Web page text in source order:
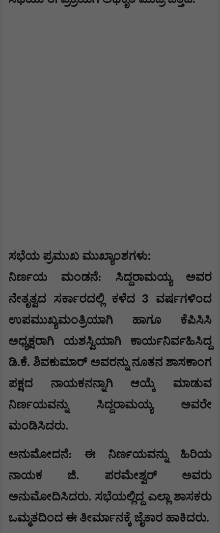
ಸಭೆಯ ಪ್ರಮುಖ ಮುಖ್ಯಾಂಶಗಳು:
ನಿರ್ಣಯ ಮಂಡನೆ: ಸಿದ್ದರಾಮಯ್ಯ ಅವರ
ನೇತೃತ್ವದ ಸರ್ಕಾರದಲ್ಲಿ ಕಳೆದ3 ವರ್ಷಗಳಿಂದ
ಉಪಮುಖ್ಯಮಂತ್ರಿಯಾಗಿ ಹಾಗೂ ಕೆಪಿಸಿಸಿ
ಅಧ್ಯಕ್ಷರಾಗಿ ಯಶಸ್ವಿಯಾಗಿ ಕಾರ್ಯನಿರ್ವಹಿಸಿದ್ದ
ಡಿ.ಕೆ. ಶಿವಕುಮಾರ್ ಅವರನ್ನು ನೂತನ ಶಾಸಕಾಂಗ
ಪಕ್ಷದ ನಾಯಕನನ್ನಾಗಿ ಆಯ್ಕೆ ಮಾಡುವ
ನಿರ್ಣಯವನ್ನು ಸಿದ್ದರಾಮಯ್ಯ ಅವರೇ
ಮಂಡಿಸಿದರು.
ಅನುಮೋದನೆ: ಈ ನಿರ್ಣಯವನ್ನು ಹಿರಿಯ
ನಾಯಕ ಜಿ. ಪರಮೇಶ್ವರ್ ಅವರು
ಅನುಮೋದಿಸಿದರು. ಸಭೆಯಲ್ಲಿದ್ದ ಎಲ್ಲಾ ಶಾಸಕರು
ಒಮ್ಮತದಿಂದ ಈ ತೀರ್ಮಾನಕ್ಕೆ ಜೈಕಾರ ಹಾಕಿದರು.